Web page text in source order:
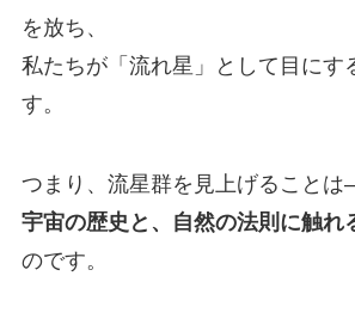
を放ち、
私たちが「流れ星」として目にす
す。
つまり、流星群を見上げること
宇宙の歴史と、自然の法則に触れ
のです。